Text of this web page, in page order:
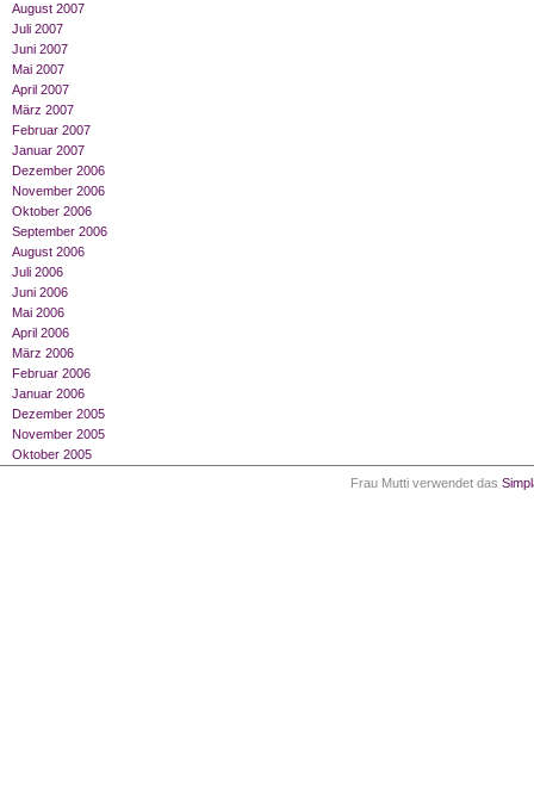
August 2007
Juli 2007
Juni 2007
Mai 2007
April 2007
März 2007
Februar 2007
Januar 2007
Dezember 2006
November 2006
Oktober 2006
September 2006
August 2006
Juli 2006
Juni 2006
Mai 2006
April 2006
März 2006
Februar 2006
Januar 2006
Dezember 2005
November 2005
Oktober 2005
Frau Mutti verwendet das